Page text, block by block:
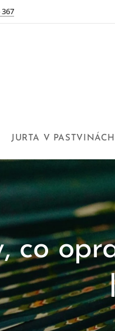
367
JURTA V PASTVINÁCH
co